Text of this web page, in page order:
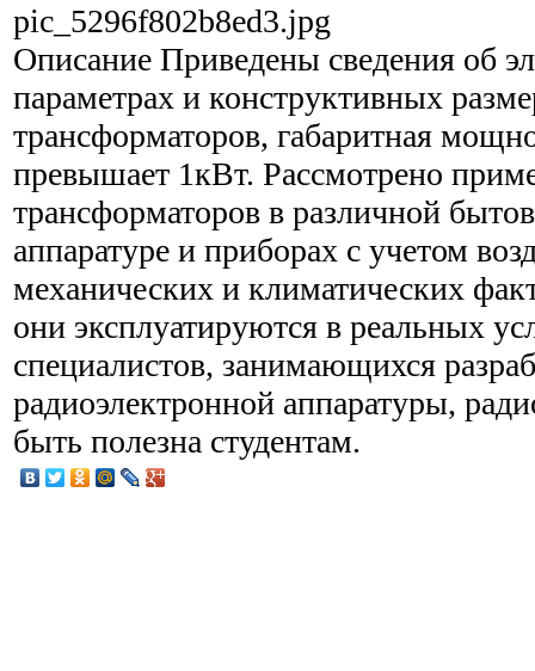
pic_5296f802b8ed3.jpg
Описание Приведены сведения об
параметрах и конструктивных
трансформаторов, габаритная
превышает 1кВт. Рассмотрено
трансформаторов в различной
аппаратуре и приборах с учетом
механических и климатических
они эксплуатируются в реальных
специалистов, занимающихся
радиоэлектронной аппаратуры,
быть полезна студентам.